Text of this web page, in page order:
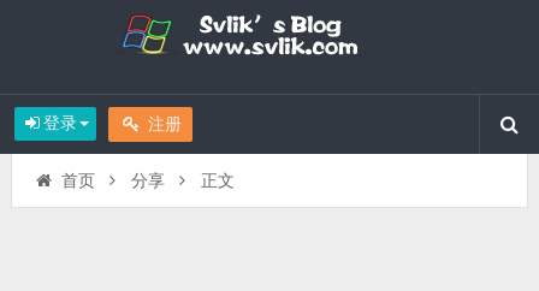
登录 注册
首页 分享 正文